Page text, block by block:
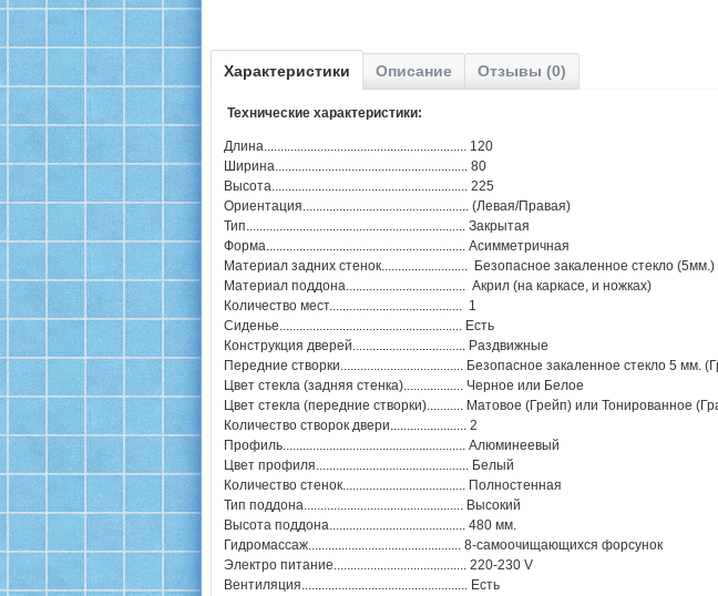
Характеристики Описание Отзывы (0)
Технические характеристики:
Длина............................................................. 120
Ширина.......................................................... 80
Высота........................................................... 225
Ориентация.................................................. (Левая/Правая)
Тип.................................................................. Закрытая
Форма............................................................ Асимметричная
Материал задних стенок.......................... Безопасное закаленное стекло (5мм.)
Материал поддона.................................... Акрил (на каркасе, и ножках)
Количество мест........................................ 1
Сиденье....................................................... Есть
Конструкция дверей.................................. Раздвижные
Передние створки..................................... Безопасное закаленное стекло 5 мм.
Цвет стекла (задняя стенка).................. Черное или Белое
Цвет стекла (передние створки)........... Матовое (Грейп) или Тонированное
Количество створок двери....................... 2
Профиль....................................................... Алюминеевый
Цвет профиля.............................................. Белый
Количество стенок..................................... Полностенная
Тип поддона................................................ Высокий
Высота поддона......................................... 480 мм.
Гидромассаж.............................................. 8-самоочищающихся форсунок
Электро питание........................................ 220-230 V
Вентиляция.................................................. Есть